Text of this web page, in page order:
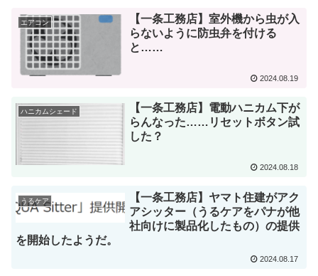
エアコン
【一条工務店】室外機から虫が入
らないように防虫弁を付ける
と……
2024.08.19
ハニカムシェード
【一条工務店】電動ハニカム下が
らんなった……リセットボタン試
した？
2024.08.18
うるケア
【一条工務店】ヤマト住建がアク
アシッター（うるケアをパナが他
社向けに製品化したもの）の提供
を開始したようだ。
2024.08.17